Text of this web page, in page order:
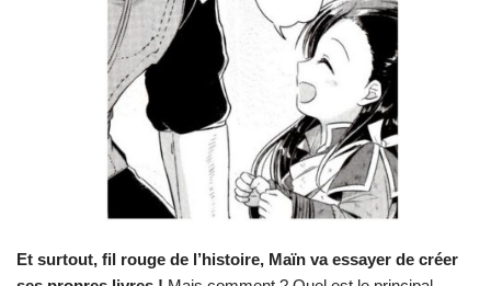
Et surtout, fil rouge de l’histoire, Maïn va essayer de créer